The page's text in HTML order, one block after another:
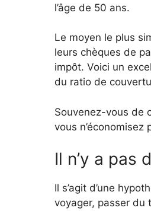
l’âge de 50 ans.
Le moyen le plus
leurs chèques de
impôt. Voici un
du ratio de
Souvenez-vous de
vous n’économisez
Il n’y a pas
Il s’agit d’une
voyager, passer du